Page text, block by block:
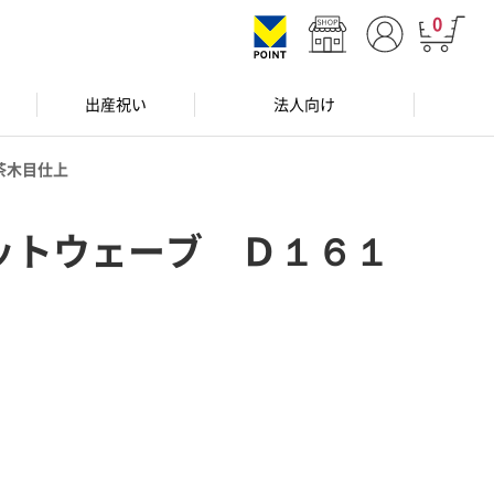
0
出産祝い 法人向け
目仕上
ウェーブ Ｄ１６１